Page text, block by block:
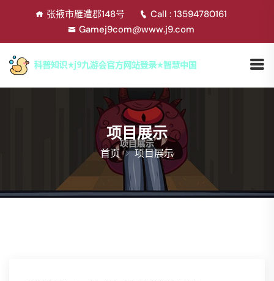
张掖市雁遭郡148号
Call : 13594780161
Gamej9com@www.j9.com
项目展示
首页 项目展示